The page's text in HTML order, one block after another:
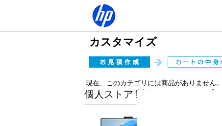
カスタマイズ
現在、このカテゴリには商品がありません。
個人ストア 製品ラインアップ